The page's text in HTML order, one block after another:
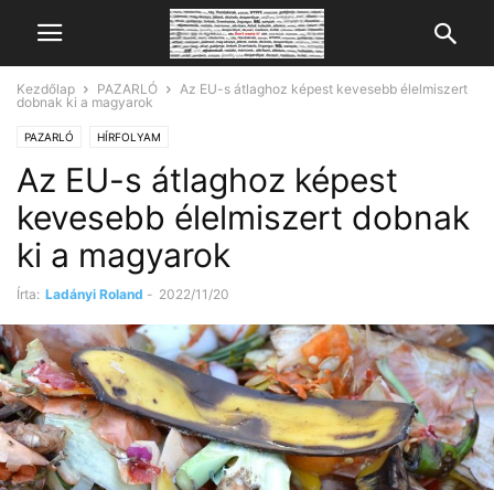
Kezdőlap PAZARLÓ
Az EU-s átlaghoz képest kevesebb élelmiszert
dobnak ki a magyarok
PAZARLÓ HÍRFOLYAM
Az EU-s átlaghoz képest
kevesebb élelmiszert dobnak
ki a magyarok
Írta: Ladányi Roland - 2022/11/20